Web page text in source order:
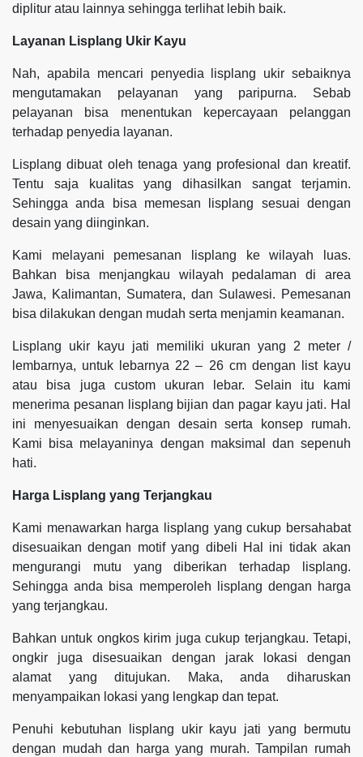
diplitur atau lainnya sehingga terlihat lebih baik.
Layanan Lisplang Ukir Kayu
Nah, apabila mencari penyedia lisplang ukir sebaiknya
mengutamakan pelayanan yang paripurna. Sebab
pelayanan bisa menentukan kepercayaan pelanggan
terhadap penyedia layanan.
Lisplang dibuat oleh tenaga yang profesional dan kreatif.
Tentu saja kualitas yang dihasilkan sangat terjamin.
Sehingga anda bisa memesan lisplang sesuai dengan
desain yang diinginkan.
Kami melayani pemesanan lisplang ke wilayah luas.
Bahkan bisa menjangkau wilayah pedalaman di area
Jawa, Kalimantan, Sumatera, dan Sulawesi. Pemesanan
bisa dilakukan dengan mudah serta menjamin keamanan.
Lisplang ukir kayu jati memiliki ukuran yang 2 meter /
lembarnya, untuk lebarnya 22 – 26 cm dengan list kayu
atau bisa juga custom ukuran lebar. Selain itu kami
menerima pesanan lisplang bijian dan pagar kayu jati. Hal
ini menyesuaikan dengan desain serta konsep rumah.
Kami bisa melayaninya dengan maksimal dan sepenuh
hati.
Harga Lisplang yang Terjangkau
Kami menawarkan harga lisplang yang cukup bersahabat
disesuaikan dengan motif yang dibeli Hal ini tidak akan
mengurangi mutu yang diberikan terhadap lisplang.
Sehingga anda bisa memperoleh lisplang dengan harga
yang terjangkau.
Bahkan untuk ongkos kirim juga cukup terjangkau. Tetapi,
ongkir juga disesuaikan dengan jarak lokasi dengan
alamat yang ditujukan. Maka, anda diharuskan
menyampaikan lokasi yang lengkap dan tepat.
Penuhi kebutuhan lisplang ukir kayu jati yang bermutu
dengan mudah dan harga yang murah. Tampilan rumah